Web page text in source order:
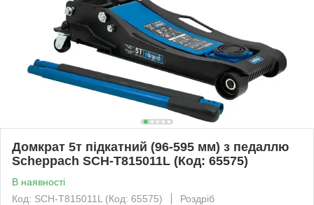
Домкрат 5т підкатний (96-595 мм) з педаллю
Scheppach SCH-T815011L (Код: 65575)
В наявності
Код: SCH-T815011L (Код: 65575)
Роздріб